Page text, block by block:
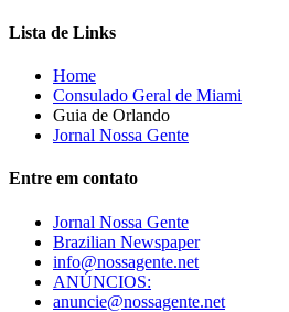
Lista de Links
Home
Consulado Geral de Miami
Guia de Orlando
Jornal Nossa Gente
Entre em contato
Jornal Nossa Gente
Brazilian Newspaper
info@nossagente.net
ANÚNCIOS:
anuncie@nossagente.net